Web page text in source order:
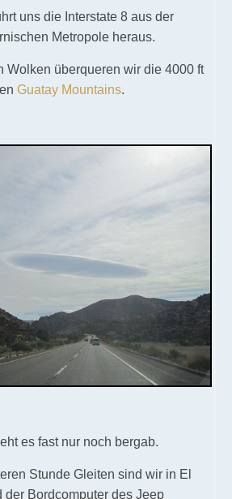
uns die Interstate 8 aus der
Metropole heraus.
Wolken überqueren wir die 4000 ft
Guatay Mountains.
es fast nur noch bergab.
Stunde Gleiten sind wir in El
der Bordcomputer des Jeep